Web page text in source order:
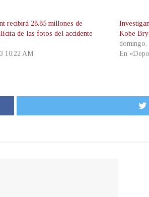
recibirá 28,85 millones de
de las fotos del accidente
10:22 AM
Kobe
domingo,
En